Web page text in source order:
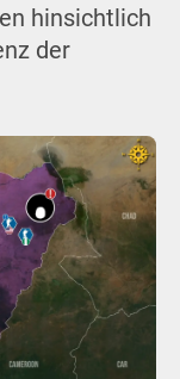
hinsichtlich
der